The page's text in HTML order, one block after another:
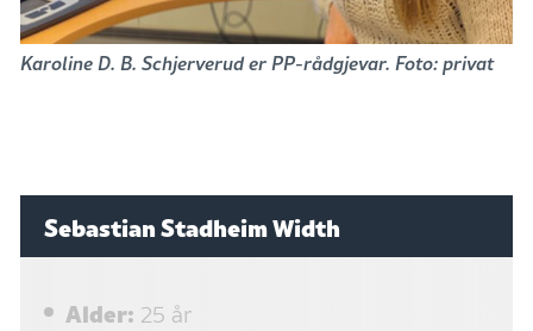
Karoline D. B. Schjerverud er PP-rådgjevar. Foto: privat
Sebastian Stadheim Width
Alder: 25 år